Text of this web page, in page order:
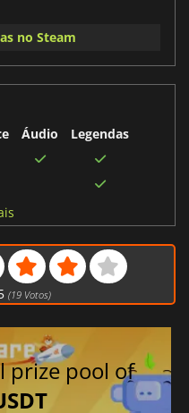
no Steam
Áudio
Legendas
(19Votos)
prize pool of